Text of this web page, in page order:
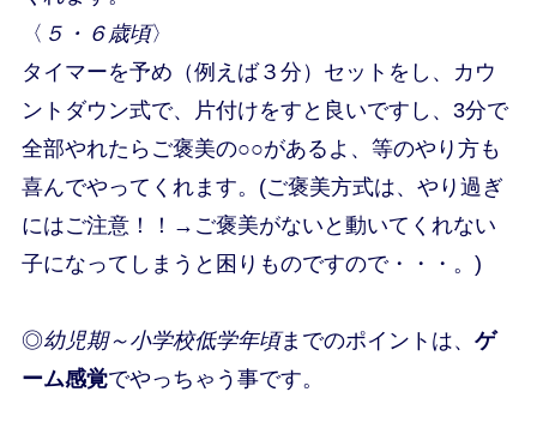
〈 ５・６歳頃〉
タイマーを予め（例えば３分）セットをし、カウ
ントダウン式で、片付けをすと良いですし、3分で
全部やれたらご褒美の○○があるよ、等のやり方も
喜んでやってくれます。(ご褒美方式は、やり過ぎ
にはご注意！！→ご褒美がないと動いてくれない
子になってしまうと困りものですので・・・。)
◎幼児期～小学校低学年頃までのポイントは、 ゲ
ーム感覚でやっちゃう事です。